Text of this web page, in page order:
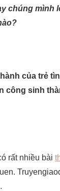
chúng
của trẻ
công sinh
rất nhiều bài